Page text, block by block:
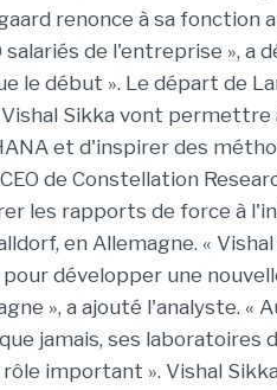
renonce à sa fonction
de l'entreprise », a
le début ». Le départ de
Sikka vont permettre
et d'inspirer des
de Constellation
les rapports de force à
en Allemagne. «
développer une
», a ajouté l'analyste. «
jamais, ses laboratoires
important ». Vishal